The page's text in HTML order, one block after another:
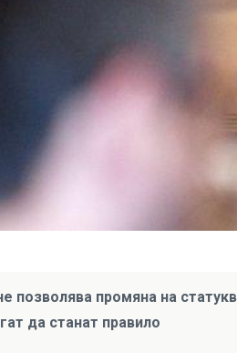
позволява промяна на
да станат правило